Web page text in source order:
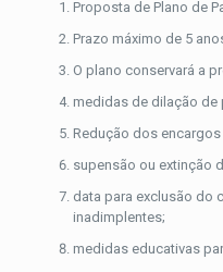
Proposta de Plano de
Prazo máximo de 5
O plano conservará a
medidas de dilação de
Redução dos encargos
supensão ou extinção
data para exclusão do
inadimplentes;
medidas educativas